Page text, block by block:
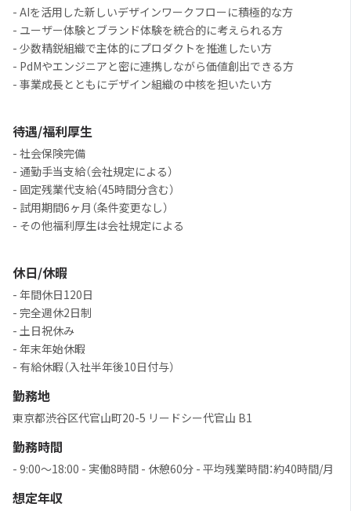
- AIを活用した新しいデザインワークフローに積極的な方
- ユーザー体験とブランド体験を統合的に考えられる方
- 少数精鋭組織で主体的にプロダクトを推進したい方
- PdMやエンジニアと密に連携しながら価値創出できる方
- 事業成長とともにデザイン組織の中核を担いたい方
待遇/福利厚生
- 社会保険完備
- 通勤手当支給（会社規定による）
- 固定残業代支給（45時間分含む）
- 試用期間6ヶ月（条件変更なし）
- その他福利厚生は会社規定による
休日/休暇
- 年間休日120日
- 完全週休2日制
- 土日祝休み
- 年末年始休暇
- 有給休暇（入社半年後10日付与）
勤務地
東京都渋谷区代官山町20-5 リードシー代官山 B1
勤務時間
- 9:00～18:00 - 実働8時間 - 休憩60分 - 平均残業時間：約40時間/月
想定年収